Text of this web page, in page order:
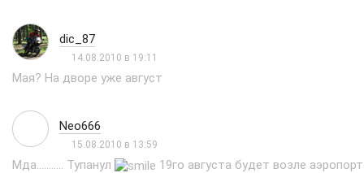
dic_87
14.08.2010 в 19:11
Мая? На дворе уже август
Neo666
15.08.2010 в 13:59
Мда........... Тупанул 19го августа будет возле